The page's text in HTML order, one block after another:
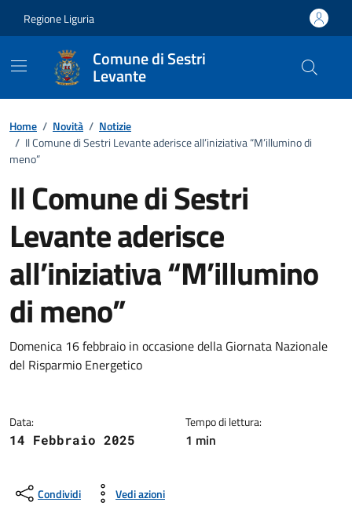
Regione Liguria
Comune di Sestri
Levante
Home / Novità / Notizie
/ Il Comune di Sestri Levante aderisce all’iniziativa “M’illumino di
meno”
Il Comune di Sestri
Levante aderisce
all’iniziativa “M’illumino
di meno”
Dettagli della notizia
Domenica 16 febbraio in occasione della Giornata Nazionale
del Risparmio Energetico
Data:
14 Febbraio 2025
Tempo di lettura:
1 min
Condividi Vedi azioni